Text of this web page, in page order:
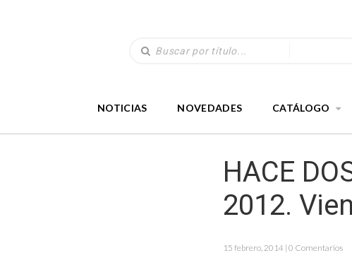
NOTICIAS NOVEDADES CATÁLOGO
HACE
2012.
15 febrero, 2014 | 0 Comentarios